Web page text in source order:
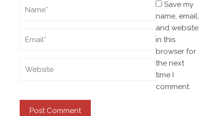
Save my
name, email,
and website
in this
browser for
the next
time I
comment.